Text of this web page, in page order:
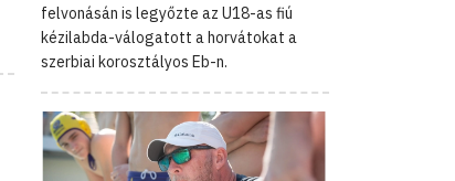
felvonásán is legyőzte az U18-as fiú
kézilabda-válogatott a horvátokat a
szerbiai korosztályos Eb-n.